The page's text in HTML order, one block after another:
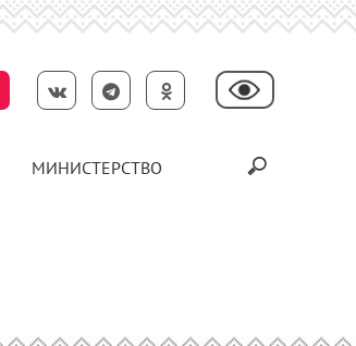
МИНИСТЕРСТВО